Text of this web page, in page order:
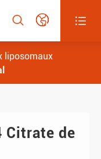
  
liposomaux
Citrate de